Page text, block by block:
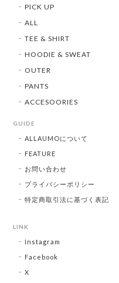
PICK UP
ALL
TEE & SHIRT
HOODIE & SWEAT
OUTER
PANTS
ACCESOORIES
GUIDE
ALLAUMOについて
FEATURE
お問い合わせ
プライバシーポリシー
特定商取引法に基づく表記
LINK
Instagram
Facebook
X